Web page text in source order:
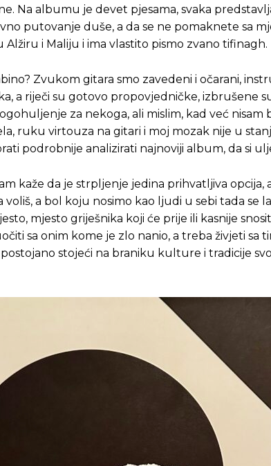
Na albumu je devet pjesama, svaka
putovanje duše, a da se ne pomaknete sa
Alžiru i Maliju i ima vlastito pismo zvano tifinagh.
Zvukom gitara smo zavedeni i očarani,
a riječi su gotovo propovjedničke, izbrušene
za nekoga, ali mislim, kad već
ruku virtouza na gitari i moj mozak nije u
podrobnije analizirati najnoviji album, da si
kaže da je strpljenje jedina prihvatljiva opcija,
a bol koju nosimo kao ljudi u sebi tada se
mjesto griješnika koji će prije ili kasnije
sa onim kome je zlo nanio, a treba živjeti sa
stojeći na braniku kulture i tradicije